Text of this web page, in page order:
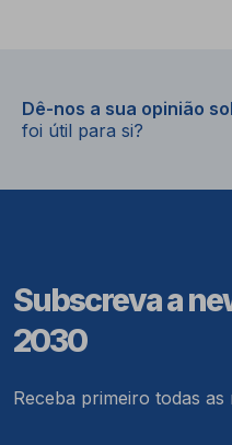
Dê-nos a sua opinião
foi útil para si?
Subscreva a
2030
Receba primeiro todas